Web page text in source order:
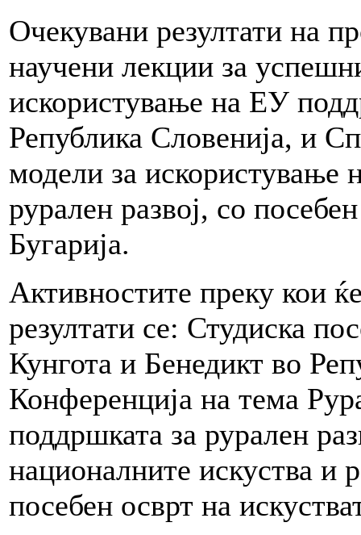
Очекувани резултати на
научени лекции за
искористување на ЕУ
Република Словенија, и
модели за искористување
рурален развој, со
Бугарија.
Активностите преку кои
резултати се: Студиска
Кунгота и Бенедикт во
Конференција на тема
поддршката за рурален
националните искуства и
посебен осврт на